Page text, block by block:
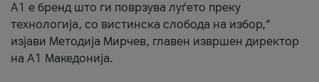
А1 е бренд што ги поврзува луѓето преку
технологија, со вистинска слобода на избор,“
изјави Методија Мирчев, главен извршен директор
на А1 Македонија.